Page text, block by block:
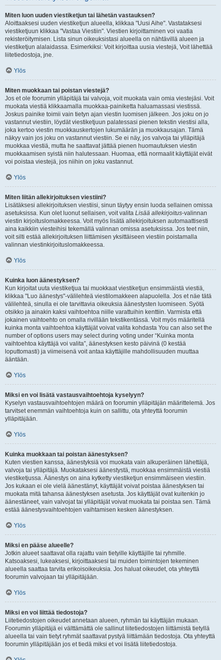
Miten luon uuden viestiketjun tai lähetän vastauksen?
Aloittaaksesi uuden viestiketjun alueella, klikkaa "Uusi Aihe". Vastataksesi
viestiketjuun klikkaa "Vastaa Viestiin". Viestien kirjoittaminen voi vaatia
rekisteröitymisen. Lista sinun oikeuksistasi alueella on nähtävillä alueen ja
viestiketjun alalaidassa. Esimerkiksi: Voit kirjoittaa uusia viestejä, Voit lähettää
liitetiedostoja, jne.
Ylös
Miten muokkaan tai poistan viestejä?
Jos et ole foorumin ylläpitäjä tai valvoja, voit muokata vain omia viestejäsi. Voit
muokata viestiä klikkaamalla muokkaa-painiketta haluamassasi viestissä.
Joskus painike toimii vain tietyn ajan viestin luomisen jälkeen. Jos joku on jo
vastannut viestiin, löydät viestiketjuun palatessasi pienen tekstin viestisi alla,
joka kertoo viestin muokkauskertojen lukumäärän ja muokkausajan. Tämä
näkyy vain jos joku on vastannut viestiin. Se ei näy, jos valvoja tai ylläpitäjä
muokkaa viestiä, mutta he saattavat jättää pienen huomautuksen viestin
muokkaamisen syistä niin halutessaan. Huomaa, että normaalit käyttäjät eivät
voi poistaa viestejä, jos niihin on joku vastannut.
Ylös
Miten liitän allekirjoituksen viestiini?
Lisätäksesi allekirjoituksen viestiisi, sinun täytyy ensin luoda sellainen omissa
asetuksissa. Kun olet luonut sellaisen, voit valita Lisää allekirjoitus-valinnan
viestin kirjoituslomakkeessa. Voit myös lisätä allekirjoituksen automaattisesti
aina kaikkiin viesteihisi tekemällä valinnan omissa asetuksissa. Jos teet niin,
voit silti estää allekirjoituksen liittämisen yksittäiseen viestiin poistamalla
valinnan viestinkirjoituslomakkeessa.
Ylös
Kuinka luon äänestyksen?
Kun kirjoitat uuta viestiketjua tai muokkaat viestiketjun ensimmäistä viestiä,
klikkaa "Luo äänestys"-välilehteä viestilomakkeen alapuolella. Jos et näe tätä
välilehteä, sinulla ei ole tarvittavia oikeuksia äänestysten luomiseen. Syötä
otsikko ja ainakin kaksi vaihtoehtoa niille varattuihin kenttiin. Varmista että
jokainen vaihtoehto on omalla rivillään tekstikentässä. Voit myös määritellä
kuinka monta vaihtoehtoa käyttäjät voivat valita kohdasta You can also set the
number of options users may select during voting under “Kuinka monta
vaihtoehtoa käyttäjä voi valita”, äänestyksen kesto päivinä (0 kestää
loputtomasti) ja viimeisenä voit antaa käyttäjille mahdollisuuden muuttaa
ääntään.
Ylös
Miksi en voi lisätä vastausvaihtoehtoja kyselyyn?
Kyselyn vastausvaihtoehtojen määrä on foorumin ylläpitäjän määrittelemä. Jos
tarvitset enemmän vaihtoehtoja kuin on sallittu, ota yhteyttä foorumin
ylläpitäjään.
Ylös
Kuinka muokkaan tai poistan äänestyksen?
Kuten viestien kanssa, äänestyksiä voi muokata vain alkuperäinen lähettäjä,
valvoja tai ylläpitäjä. Muokataksesi äänestystä, muokkaa ensimmäistä viestiä
viestiketjussa. Äänestys on aina kytketty viestiketjun ensimmäiseen viestiin.
Jos kukaan ei ole vielä äänestänyt, käyttäjät voivat poistaa äänestyksen tai
muokata mitä tahansa äänestyksen asetusta. Jos käyttäjät ovat kuitenkin jo
äänestäneet, vain valvojat tai ylläpitäjät voivat muokata tai poistaa sen. Tämä
estää äänestysvaihtoehtojen vaihtamisen kesken äänestyksen.
Ylös
Miksi en pääse alueelle?
Jotkin alueet saattavat olla rajattu vain tietyille käyttäjille tai ryhmille.
Katsoaksesi, lukeaksesi, kirjoittaaksesi tai muiden toimintojen tekeminen
alueella saattaa tarvita erikoisoikeuksia. Jos haluat oikeudet, ota yhteyttä
foorumin valvojaan tai ylläpitäjään.
Ylös
Miksi en voi liittää tiedostoja?
Liitetiedostojen oikeudet annetaan alueen, ryhmän tai käyttäjän mukaan.
Foorumin ylläpitäjä ei välttämättä ole sallinut liitetiedostojen liittämistä tietyllä
alueella tai vain tietyt ryhmät saattavat pystyä liittämään tiedostoja. Ota yhteyttä
foorumin ylläpitäjään jos et tiedä miksi et voi lisätä liitetiedostoja.